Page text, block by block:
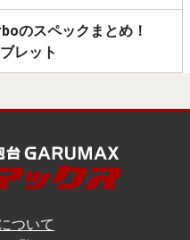
のスペックまとめ！
レット
ついて